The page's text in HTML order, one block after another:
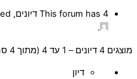
This forum has 4 דיונים, and was last updated אין דיונים by
.
מוצגים 4 דיונים – 1 עד 4 (מתוך 4 סה״כ)
דיון